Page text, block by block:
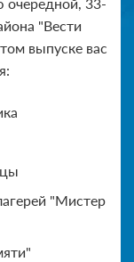
"Вести
выпуске вас
"Мистер